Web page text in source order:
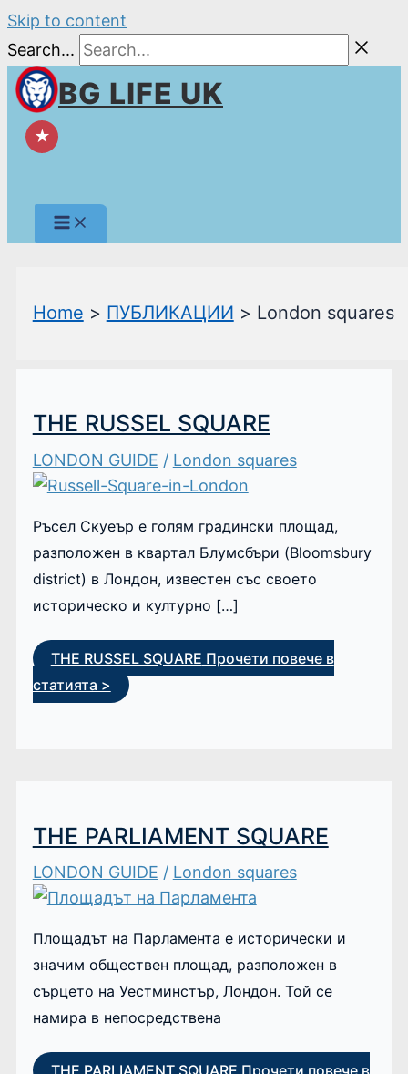
Skip to content
Search...
BG LIFE UK
★
Home ПУБЛИКАЦИИ London squares
THE RUSSEL SQUARE
LONDON GUIDE / London squares
Ръсел Скуеър е голям градински площад,
разположен в квартал Блумсбъри (Bloomsbury
district) в Лондон, известен със своето
историческо и културно […]
THE RUSSEL SQUARE Прочети повече в
статията >
THE PARLIAMENT SQUARE
LONDON GUIDE / London squares
Площадът на Парламента е исторически и
значим обществен площад, разположен в
сърцето на Уестминстър, Лондон. Той се
намира в непосредствена